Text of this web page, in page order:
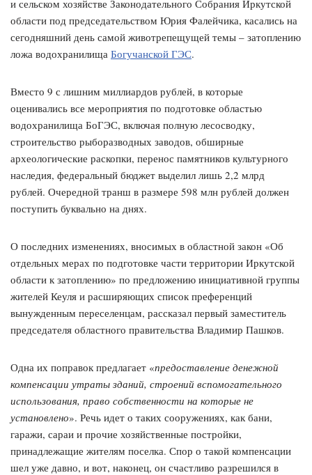
и сельском хозяйстве Законодательного Собрания Иркутской
области под председательством Юрия Фалейчика, касались на
сегодняшний день самой животрепещущей темы – затоплению
ложа водохранилища Богучанской ГЭС.
Вместо 9 с лишним миллиардов рублей, в которые
оценивались все мероприятия по подготовке областью
водохранилища БоГЭС, включая полную лесосводку,
строительство рыборазводных заводов, обширные
археологические раскопки, перенос памятников культурного
наследия, федеральный бюджет выделил лишь 2,2 млрд
рублей. Очередной транш в размере 598 млн рублей должен
поступить буквально на днях.
О последних изменениях, вносимых в областной закон «Об
отдельных мерах по подготовке части территории Иркутской
области к затоплению» по предложению инициативной группы
жителей Кеуля и расширяющих список преференций
вынужденным переселенцам, рассказал первый заместитель
председателя областного правительства Владимир Пашков.
Одна их поправок предлагает «предоставление денежной
компенсации утраты зданий, строений вспомогательного
использования, право собственности на которые не
установлено». Речь идет о таких сооружениях, как бани,
гаражи, сараи и прочие хозяйственные постройки,
принадлежащие жителям поселка. Спор о такой компенсации
шел уже давно, и вот, наконец, он счастливо разрешился в